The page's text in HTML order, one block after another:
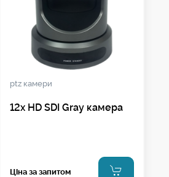
ptz камери
12x HD SDI Gray камера
Ціна за запитом